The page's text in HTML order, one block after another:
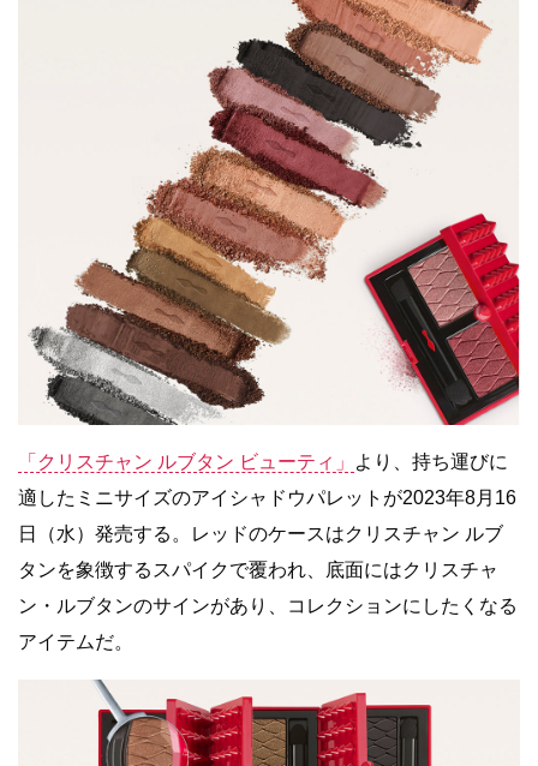
「クリスチャン ルブタン ビューティ」
より、持ち運びに
適したミニサイズのアイシャドウパレットが2023年8月16
日（水）発売する。レッドのケースはクリスチャン ルブ
タンを象徴するスパイクで覆われ、底面にはクリスチャ
ン・ルブタンのサインがあり、コレクションにしたくなる
アイテムだ。